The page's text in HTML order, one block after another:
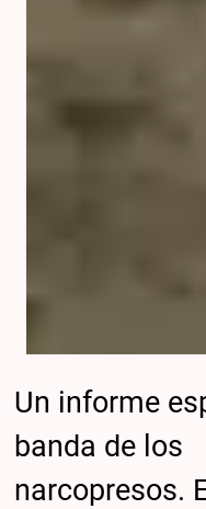
Un informe
banda de los
narcopresos.